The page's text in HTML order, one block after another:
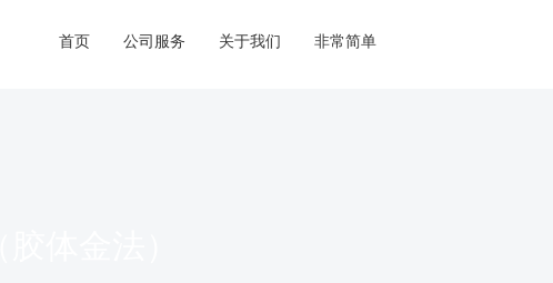
首页 公司服务 关于我们 非常简单